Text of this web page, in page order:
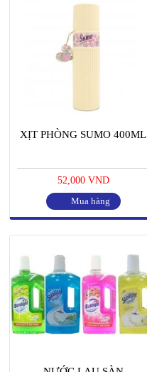
XỊT PHÒNG SUMO 400ML
52,000 VND
Mua hàng